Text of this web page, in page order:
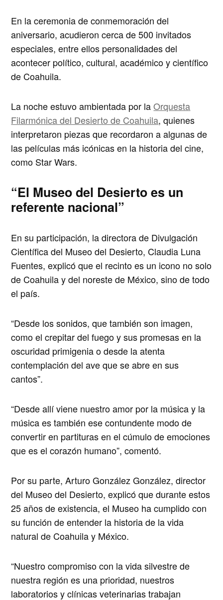
En la ceremonia de conmemoración del
aniversario, acudieron cerca de 500 invitados
especiales, entre ellos personalidades del
acontecer político, cultural, académico y científico
de Coahuila.
La noche estuvo ambientada por laOrquesta
Filarmónica del Desierto de Coahuila, quienes
interpretaron piezas que recordaron a algunas de
las películas más icónicas en la historia del cine,
como Star Wars.
“El Museo del Desierto es un
referente nacional”
En su participación, la directora de Divulgación
Científica del Museo del Desierto, Claudia Luna
Fuentes, explicó que el recinto es un icono no solo
de Coahuila y del noreste de México, sino de todo
el país.
“Desde los sonidos, que también son imagen,
como el crepitar del fuego y sus promesas en la
oscuridad primigenia o desde la atenta
contemplación del ave que se abre en sus
cantos”.
“Desde allí viene nuestro amor por la música y la
música es también ese contundente modo de
convertir en partituras en el cúmulo de emociones
que es el corazón humano”, comentó.
Por su parte, Arturo González González, director
del Museo del Desierto, explicó que durante estos
25 años de existencia, el Museo ha cumplido con
su función de entender la historia de la vida
natural de Coahuila y México.
“Nuestro compromiso con la vida silvestre de
nuestra región es una prioridad, nuestros
laboratorios y clínicas veterinarias trabajan